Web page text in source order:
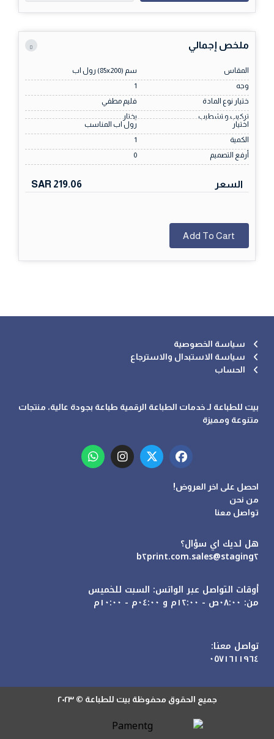
ملخص إجمالي
المقاس
سم (85x200) رول اب
وجه
1
ختيار نوع المادة
فليم مطفي
تركيب و تشطيب
يختار
اختيار
رول اب المناسب
الكمية
1
أرفع التصميم
0
السعر SAR 219.06
Add To Cart
سياسة الخصوصية
سياسة الاستبدال والاسترجاع
الحساب
بيت للطباعة لـ خدمات الطباعة الرقمية طباعة بجودة عالية، منتجات
متنوعة ومميزة
احصل على اخر العروض!
من نحن
تواصل معنا
هل لديك اي سؤال؟
sales@staging٢.b٢print.com
أوقات التواصل عبر الواتس: السبت للخميس
من: ٠٨:٠٠ص - ١٢:٠٠م و ٠٤:٠٠م - ١٠:٠٠م
تواصل معنا:
٠٥٧١٦١١٩٦٤
جميع الحقوق محفوظة بيت للطباعة © ٢٠٢٣